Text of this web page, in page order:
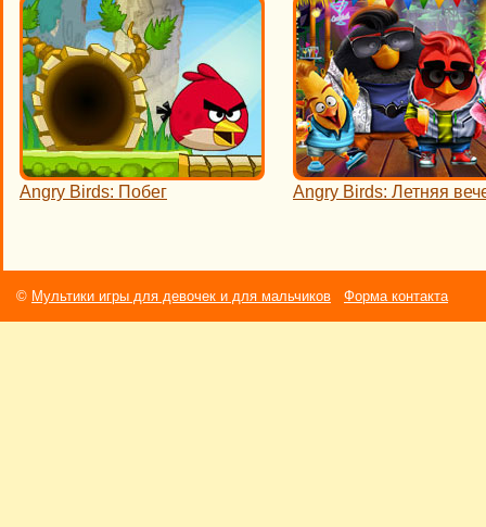
Angry Birds: Побег Angry Birds: Летняя
© Мультики игры для девочек и для мальчиков Форма контакта